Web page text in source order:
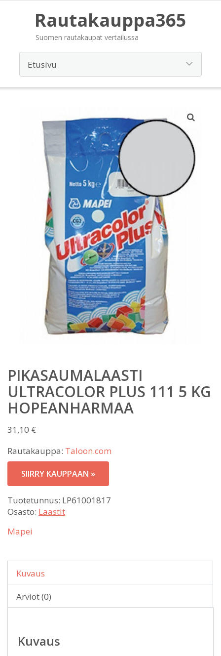
Rautakauppa365
Suomen rautakaupat vertailussa
PIKASAUMALAASTI
ULTRACOLOR PLUS 111 5 KG
HOPEANHARMAA
31,10 €
Rautakauppa: Taloon.com
SIIRRY KAUPPAAN »
Tuotetunnus: LP61001817
Osasto: Laastit
Mapei
Kuvaus
Arviot (0)
Kuvaus